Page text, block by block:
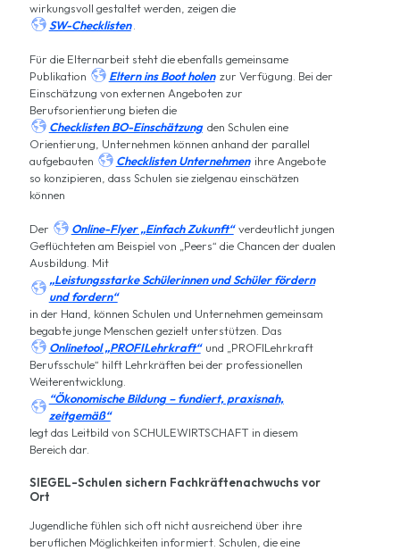
wirkungsvoll gestaltet werden, zeigen die
 SW-Checklisten
Für die Elternarbeit steht die ebenfalls gemeinsame
Publikation  Eltern ins Boot holen zur Verfügung. Bei der
Einschätzung von externen Angeboten zur
Berufsorientierung bieten die
 Checklisten BO-Einschätzung den Schulen eine
Orientierung, Unternehmen können anhand der parallel
aufgebauten  Checklisten Unternehmen ihre Angebote
so konzipieren, dass Schulen sie zielgenau einschätzen
können
Der  Online-Flyer „Einfach Zukunft“verdeutlicht jungen
Geflüchteten am Beispiel von „Peers“ die Chancen der dualen
Ausbildung. Mit

„Leistungsstarke Schülerinnen und Schüler fördern
und fordern“
in der Hand, können Schulen und Unternehmen gemeinsam
begabte junge Menschen gezielt unterstützen. Das
 Onlinetool „PROFILehrkraft“und „PROFILehrkraft
Berufsschule“ hilft Lehrkräften bei der professionellen
Weiterentwicklung.

“Ökonomische Bildung – fundiert, praxisnah,
zeitgemäß“
legt das Leitbild von SCHULEWIRTSCHAFT in diesem
Bereich dar.
SIEGEL-Schulen sichern Fachkräftenachwuchs vor
Ort
Jugendliche fühlen sich oft nicht ausreichend über ihre
beruflichen Möglichkeiten informiert. Schulen, die eine